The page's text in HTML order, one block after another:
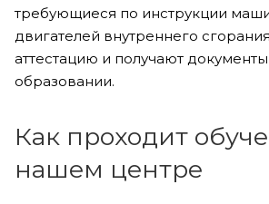
требующиеся по инструкции
двигателей внутреннего
аттестацию и получают
образовании.
Как проходит
нашем центре